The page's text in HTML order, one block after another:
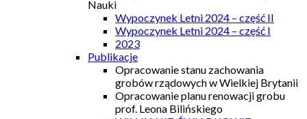
Nauki
Wypoczynek Letni 2024 – część II
Wypoczynek Letni 2024 – część I
2023
Publikacje
Opracowanie stanu zachowania
grobów rządowych w Wielkiej Brytanii
Opracowanie planu renowacji grobu
prof. Leona Bilińskiego